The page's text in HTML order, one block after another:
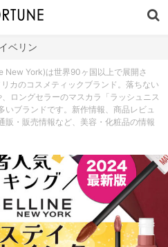
ベリン
New York)は世界90ヶ国以上で展開さ
カのコスメティックブランド。落ちない
ロングセラーのマスカラ「ラッシュニス
いブランドです。新作情報、商品レビュ
販・販売情報など、美容・化粧品の情報